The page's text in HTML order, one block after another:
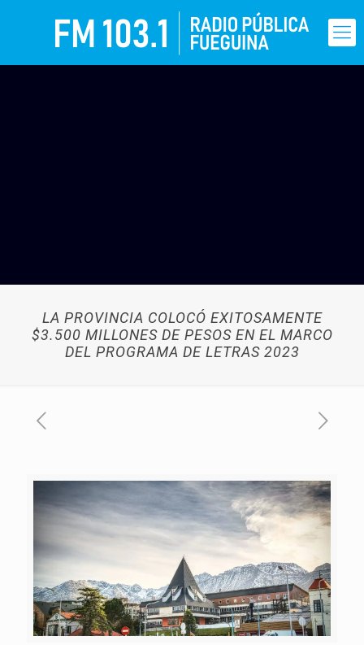
LA PROVINCIA COLOCÓ EXITOSAMENTE
$3.500 MILLONES DE PESOS EN EL MARCO
DEL PROGRAMA DE LETRAS 2023